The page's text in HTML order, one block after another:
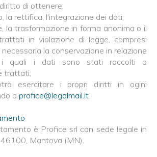
di ottenere:
la rettifica, l'integrazione dei dati;
la trasformazione in forma anonima o il
in violazione di legge, compresi
la conservazione in relazione
i quali i dati sono stati raccolti o
trattati;
esercitare i propri diritti in ogini
a profice@legalmail.it.
è Profice srl con sede legale in
Mantova (MN).